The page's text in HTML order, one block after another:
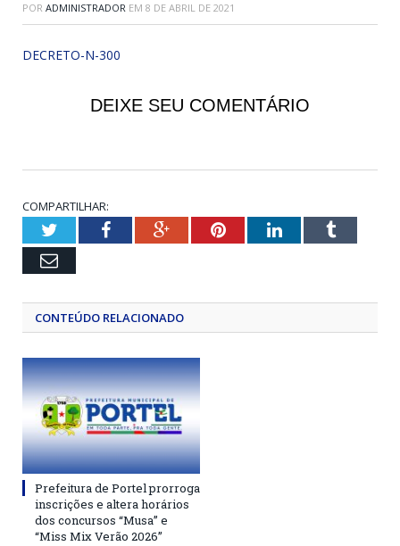
POR ADMINISTRADOR EM 8 DE ABRIL DE 2021
DECRETO-N-300
DEIXE SEU COMENTÁRIO
COMPARTILHAR:
TwitterFacebookGoogle+PinterestLinkedInTumblr
Email
CONTEÚDO RELACIONADO
Prefeitura de Portel prorroga
inscrições e altera horários
dos concursos “Musa” e
“Miss Mix Verão 2026”